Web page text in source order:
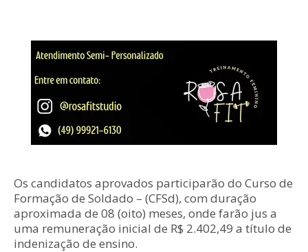
Os candidatos aprovados participarão do Curso de
Formação de Soldado – (CFSd), com duração
aproximada de 08 (oito) meses, onde farão jus a
uma remuneração inicial de R$ 2.402,49 a título de
indenização de ensino.